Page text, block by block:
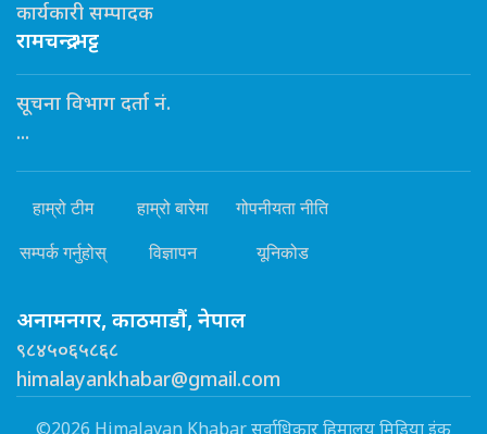
कार्यकारी सम्पादक
रामचन्द्र भट्ट
सूचना विभाग दर्ता नं.
...
हाम्रो टीम हाम्रो बारेमा गोपनीयता नीति
सम्पर्क गर्नुहोस् विज्ञापन यूनिकोड
अनामनगर, काठमाडौं, नेपाल
९८४५०६५८६८
himalayankhabar@gmail.com